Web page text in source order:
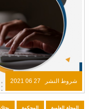
شروط النشر 27 06 2021
المجلة العلمية المحكمة بحثك